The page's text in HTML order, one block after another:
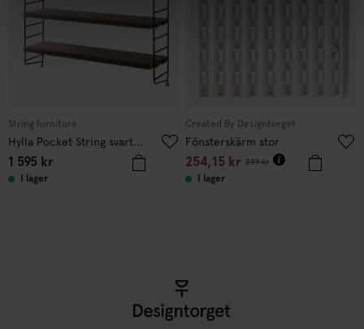
String furniture
Hylla Pocket String svart/valnöt
1 595 kr
I lager
Created By Designtorget
Fönsterskärm stor
254,15 kr 299kr
I lager